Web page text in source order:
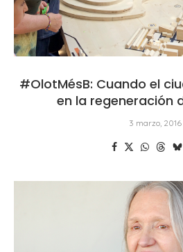
#OlotMésB: Cuando el
en la regeneración
3 marzo, 2016